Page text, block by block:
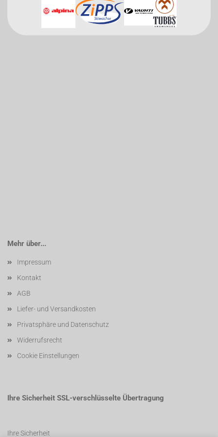
Mehr über...
Impressum
Kontakt
AGB
Liefer- und Versandkosten
Privatsphäre und Datenschutz
Widerrufsrecht
Cookie Einstellungen
Ihre Sicherheit SSL-verschlüsselte Übertragung
Ihre Sicherheit